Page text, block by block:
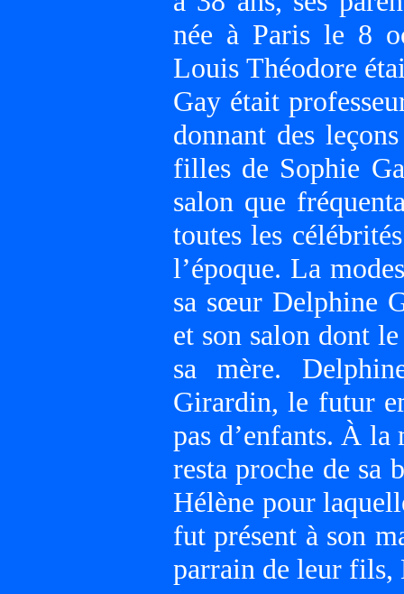
née à Paris le 8
Louis Théodore
Gay était
donnant des
filles de Sophie
salon que
toutes les
l’époque. La
sa sœur Delphine
et son salon dont
sa mère.
Girardin, le futur
pas d’enfants. À
resta proche de sa
Hélène pour
fut présent à son
parrain de leur fils,